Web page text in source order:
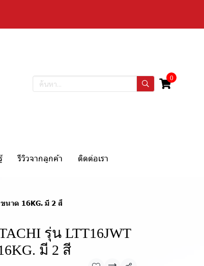
0
รีวิวจากลูกค้า ติดต่อเรา
นาด 16KG. มี 2 สี
รุ่น LTT16JWT
มี 2 สี